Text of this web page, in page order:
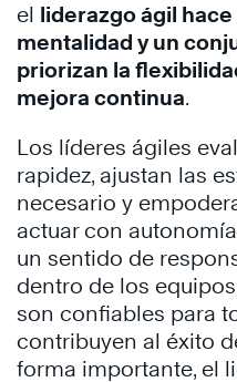
el liderazgo ágil
mentalidad y un
priorizan la
mejora continua.
Los líderes ágiles
rapidez, ajustan las
necesario y
actuar con
un sentido de
dentro de los
son confiables para
contribuyen al éxito
forma importante, el